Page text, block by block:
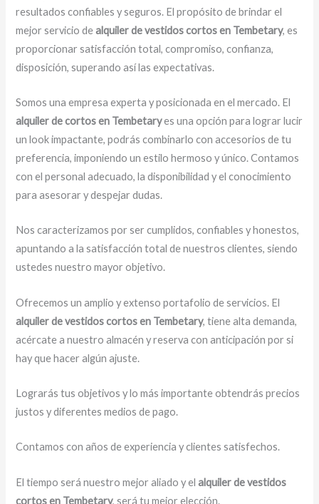
resultados confiables y seguros. El propósito de brindar el
mejor servicio dealquiler de vestidos cortos en Tembetary, es
proporcionar satisfacción total, compromiso, confianza,
disposición, superando así las expectativas.
Somos una empresa experta y posicionada en el mercado. El
alquiler de cortos en Tembetaryes una opción para lograr lucir
un look impactante, podrás combinarlo con accesorios de tu
preferencia, imponiendo un estilo hermoso y único. Contamos
con el personal adecuado, la disponibilidad y el conocimiento
para asesorar y despejar dudas.
Nos caracterizamos por ser cumplidos, confiables y honestos,
apuntando a la satisfacción total de nuestros clientes, siendo
ustedes nuestro mayor objetivo.
Ofrecemos un amplio y extenso portafolio de servicios. El
alquiler de vestidos cortos en Tembetary, tiene alta demanda,
acércate a nuestro almacén y reserva con anticipación por si
hay que hacer algún ajuste.
Lograrás tus objetivos y lo más importante obtendrás precios
justos y diferentes medios de pago.
Contamos con años de experiencia y clientes satisfechos.
El tiempo será nuestro mejor aliado y elalquiler de vestidos
cortos en Tembetary, será tu mejor elección.